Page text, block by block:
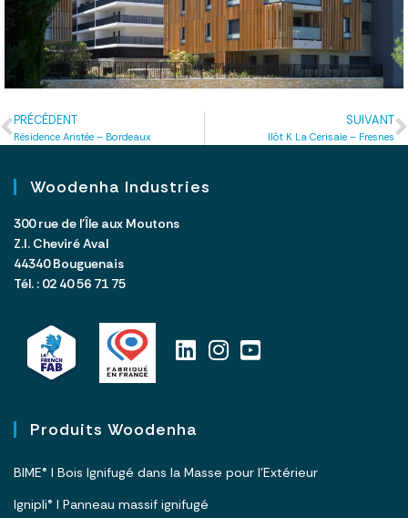
PRÉCÉDENT
Résidence Aristée – Bordeaux
SUIVANT
Ilôt K La Cerisaie – Fresnes
Woodenha Industries
300 rue de l’Île aux Moutons
Z.I. Cheviré Aval
44340 Bouguenais
Tél. : 02 40 56 71 75
Produits Woodenha
BIME® I Bois Ignifugé dans la Masse pour l’Extérieur
Ignipli® I Panneau massif ignifugé